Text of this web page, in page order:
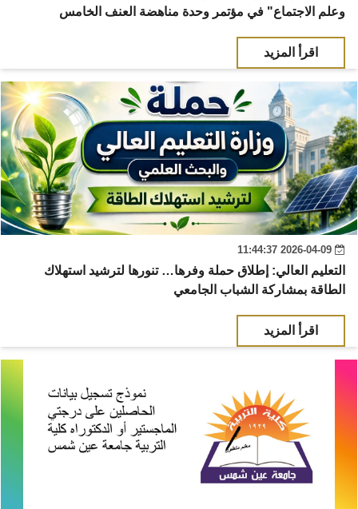
وعلم الاجتماع" في مؤتمر وحدة مناهضة العنف الخامس
اقرأ المزيد
التعليم العالي: إطلاق حملة وفرها… تنورها لترشيد استهلاك
الطاقة بمشاركة الشباب الجامعي
اقرأ المزيد